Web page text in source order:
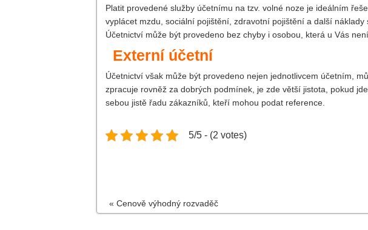
Platit provedené služby účetnímu na tzv. volné noze je ideálním
vyplácet mzdu, sociální pojištění, zdravotní pojištění a další náklady
Účetnictví může být provedeno bez chyby i osobou, která u Vás
Externí účetní
Účetnictví však může být provedeno nejen jednotlivcem účetním,
zpracuje rovněž za dobrých podmínek, je zde větší jistota, pokud
sebou jistě řadu zákazníků, kteří mohou podat reference.
5/5 - (2 votes)
« Cenově výhodný rozvaděč